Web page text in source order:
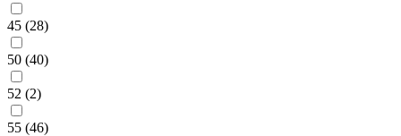
45 (28)
50 (40)
52 (2)
55 (46)